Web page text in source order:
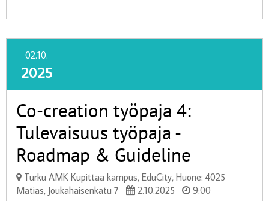
02.10.
2025
Co-creation työpaja 4:
Tulevaisuus työpaja -
Roadmap & Guideline​
Turku AMK Kupittaa kampus, EduCity, Huone: 4025
Matias, Joukahaisenkatu 7
2.10.2025
9:00